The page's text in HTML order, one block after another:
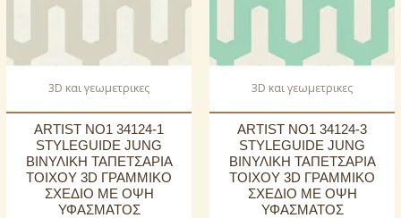
3D και γεωμετρικες
ARTIST NO1 34124-1
STYLEGUIDE JUNG
ΒΙΝΥΛΙΚΗ ΤΑΠΕΤΣΑΡΙΑ
ΤΟΙΧΟΥ 3D ΓΡΑΜΜΙΚΟ
ΣΧΕΔΙΟ ΜΕ ΟΨΗ
ΥΦΑΣΜΑΤΟΣ
3D και γεωμετρικες
ARTIST NO1 34124-3
STYLEGUIDE JUNG
ΒΙΝΥΛΙΚΗ ΤΑΠΕΤΣΑΡΙΑ
ΤΟΙΧΟΥ 3D ΓΡΑΜΜΙΚΟ
ΣΧΕΔΙΟ ΜΕ ΟΨΗ
ΥΦΑΣΜΑΤΟΣ